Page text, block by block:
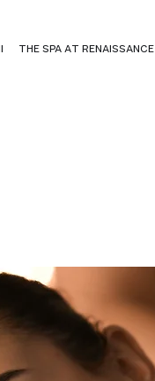
THE SPA AT RENAISSANCE